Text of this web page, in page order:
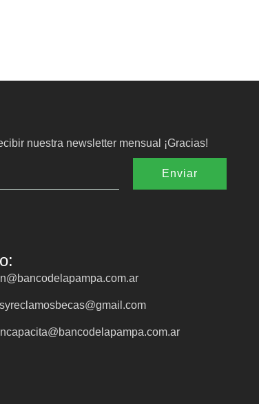
nuestra newsletter mensual ¡Gracias!
Enviar